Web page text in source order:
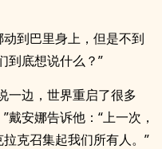
到巴里身上，但是不到
到底想说什么？”
一边，世界重启了很多
安娜告诉他：“上一次，
克召集起我们所有人。”